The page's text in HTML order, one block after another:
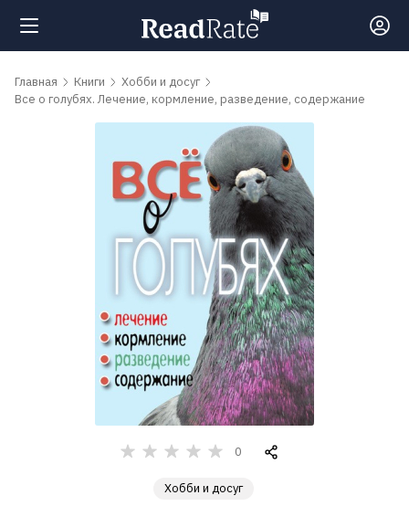
Поиск
обсуждаемые
Главная Книги
Хобби и досуг
Все о голубях. Лечение, кормление, разведение, содержание
0
Хобби и досуг